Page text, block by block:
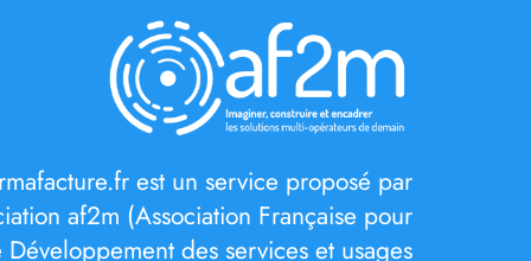
est un service proposé par
af2m (Association Française pour
Développement des services et usages